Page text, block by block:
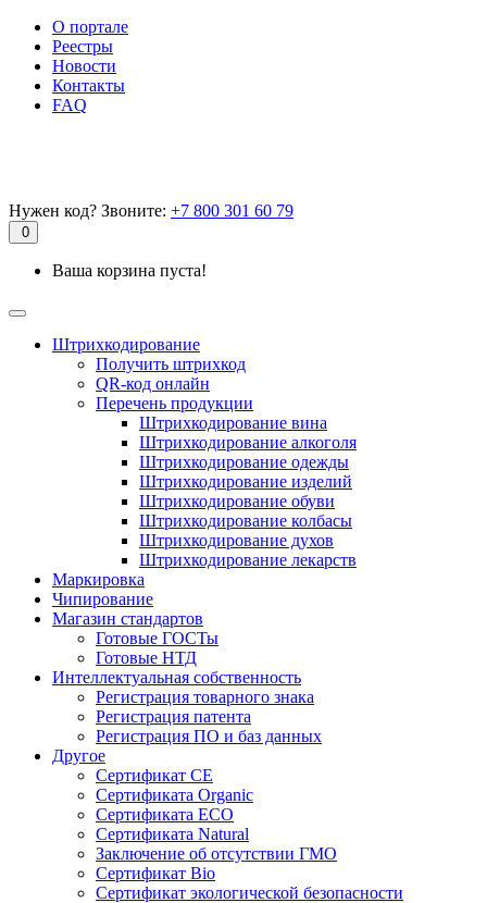
О портале
Реестры
Новости
Контакты
FAQ
Нужен код? Звоните: +7 800 301 60 79
0
Ваша корзина пуста!
Штрихкодирование
Получить штрихкод
QR-код онлайн
Перечень продукции
Штрихкодирование вина
Штрихкодирование алкоголя
Штрихкодирование одежды
Штрихкодирование изделий
Штрихкодирование обуви
Штрихкодирование колбасы
Штрихкодирование духов
Штрихкодирование лекарств
Маркировка
Чипирование
Магазин стандартов
Готовые ГОСТы
Готовые НТД
Интеллектуальная собственность
Регистрация товарного знака
Регистрация патента
Регистрация ПО и баз данных
Другое
Сертификат СЕ
Сертификата Organic
Сертификата ECO
Сертификата Natural
Заключение об отсутствии ГМО
Сертификат Bio
Сертификат экологической безопасности